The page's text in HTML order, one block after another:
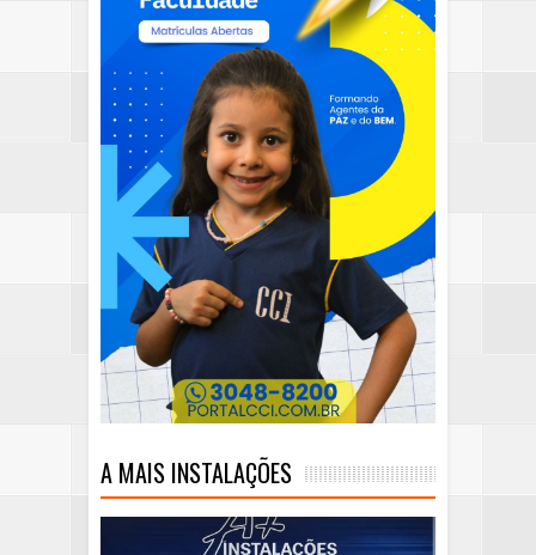
A MAIS INSTALAÇÕES